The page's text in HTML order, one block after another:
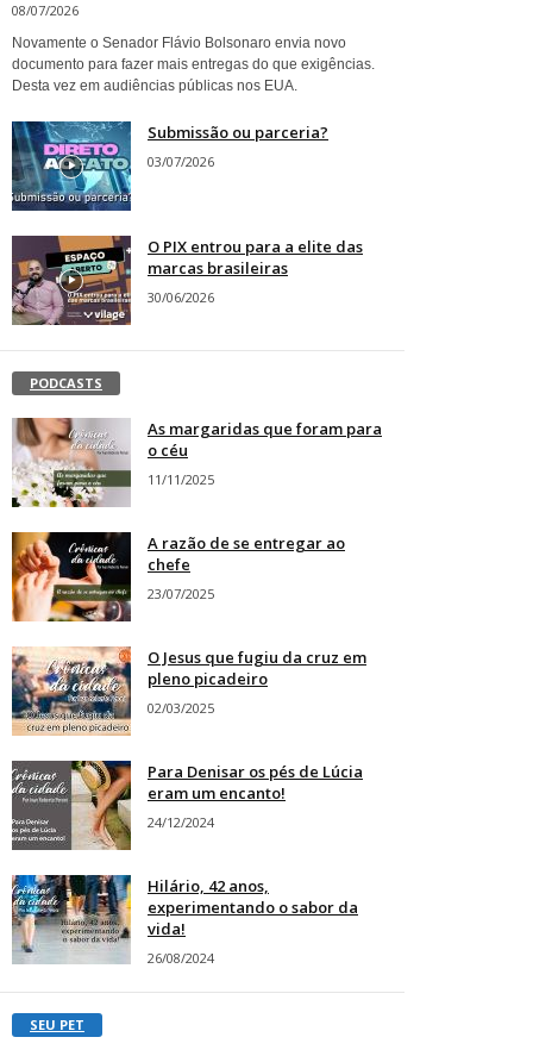
08/07/2026
Novamente o Senador Flávio Bolsonaro envia novo
documento para fazer mais entregas do que exigências.
Desta vez em audiências públicas nos EUA.
Submissão ou parceria?
03/07/2026
O PIX entrou para a elite das
marcas brasileiras
30/06/2026
PODCASTS
As margaridas que foram para
o céu
11/11/2025
A razão de se entregar ao
chefe
23/07/2025
O Jesus que fugiu da cruz em
pleno picadeiro
02/03/2025
Para Denisar os pés de Lúcia
eram um encanto!
24/12/2024
Hilário, 42 anos,
experimentando o sabor da
vida!
26/08/2024
SEU PET